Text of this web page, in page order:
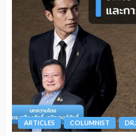
ARTICLES COLUMNIST